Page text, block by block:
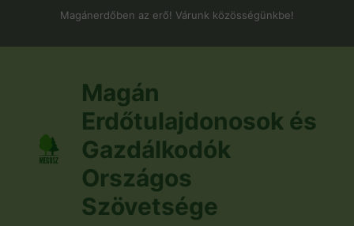
Magánerdőben az erő! Várunk közösségünkbe!
Magán
Erdőtulajdonosok és
Gazdálkodók
Országos
Szövetsége